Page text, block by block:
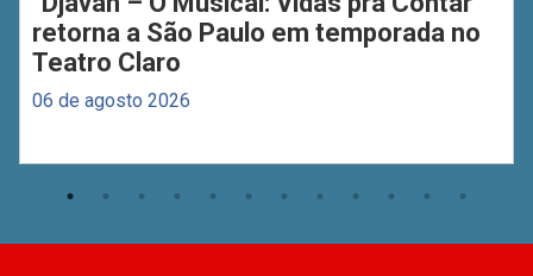
retorna a São Paulo em temporada no
Teatro Claro
06 de agosto 2026